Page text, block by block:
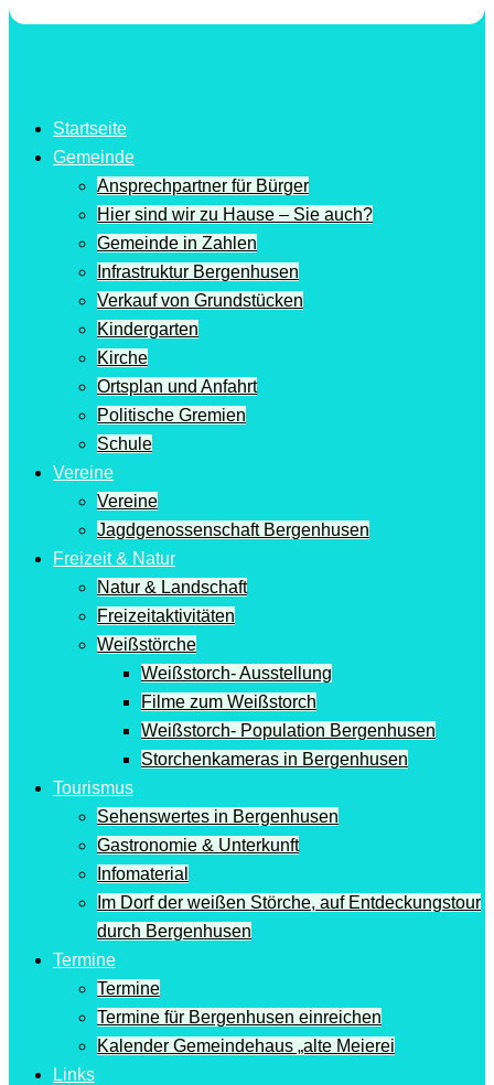
Startseite
Gemeinde
Ansprechpartner für Bürger
Hier sind wir zu Hause – Sie auch?
Gemeinde in Zahlen
Infrastruktur Bergenhusen
Verkauf von Grundstücken
Kindergarten
Kirche
Ortsplan und Anfahrt
Politische Gremien
Schule
Vereine
Vereine
Jagdgenossenschaft Bergenhusen
Freizeit & Natur
Natur & Landschaft
Freizeitaktivitäten
Weißstörche
Weißstorch- Ausstellung
Filme zum Weißstorch
Weißstorch- Population Bergenhusen
Storchenkameras in Bergenhusen
Tourismus
Sehenswertes in Bergenhusen
Gastronomie & Unterkunft
Infomaterial
Im Dorf der weißen Störche, auf Entdeckungstour
durch Bergenhusen
Termine
Termine
Termine für Bergenhusen einreichen
Kalender Gemeindehaus „alte Meierei
Links